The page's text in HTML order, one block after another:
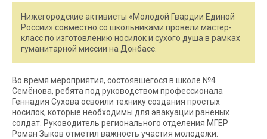
Нижегородские активисты «Молодой Гвардии Единой
России» совместно со школьниками провели мастер-
класс по изготовлению носилок и сухого душа в рамках
гуманитарной миссии на Донбасс.
Во время мероприятия, состоявшегося в школе №4
Семёнова, ребята под руководством профессионала
Геннадия Сухова освоили технику создания простых
носилок, которые необходимы для эвакуации раненых
солдат. Руководитель регионального отделения МГЕР
Роман Зыков отметил важность участия молодежи: